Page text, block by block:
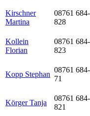
Kirschner
Martina
08761 684-
828
Kollein
Florian
08761 684-
823
Kopp Stephan
08761 684-
71
Körger Tanja
08761 684-
821